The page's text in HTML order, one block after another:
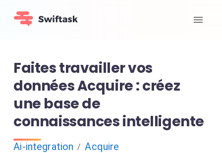
Faites travailler vos
données Acquire : créez
une base de
connaissances intelligente
Ai-integration / Acquire